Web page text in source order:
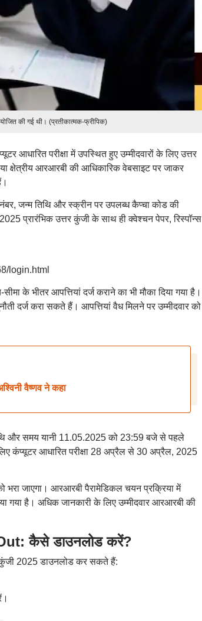
की गई थी। (प्रतीकात्मक-फ्रीपिक)
आधारित परीक्षा में उपस्थित हुए उम्मीदवारों के लिए उत्तर
क्षेत्रीय आरआरबी की आधिकारिक वेबसाइट पर जाकर
जन्म तिथि और स्क्रीन पर उपलब्ध कैप्चा कोड की
प्रारंभिक उत्तर कुंजी के साथ ही क्वेश्चन पेपर, रिस्पॉन्स
login.html
के भीतर आपत्तियां दर्ज कराने का भी मौका दिया गया है।
दर्ज करा सकते हैं। आपत्तियां वैध मिलने पर उम्मीदवार को
वैष्णव ने कहा
और समय यानी 11.05.2025 को 23:59 बजे से पहले
लिए कंप्यूटर आधारित परीक्षा 28 अप्रैल से 30 अप्रैल, 2025
भरा जाएगा। आरआरबी पैरामेडिकल चयन प्रक्रिया में
गया है। अधिक जानकारी के लिए उम्मीदवार आरआरबी की
कैसे डाउनलोड करें?
कुंजी 2025 डाउनलोड कर सकते हैं: